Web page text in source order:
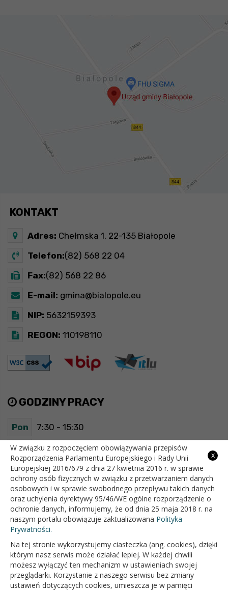
KONTAKT
Adres: Chełmska 1, 22-135 Białopole
Telefon:(82) 568 22 04
Fax:(82) 568 22 86
E-mail: gmina@bialopole.eu
NIP: 5632159393
REGON: 110198110
GODZINY PRACY
Pon 7:30 - 15:30
Wt 7:30 - 15:30
Śr 7:30 - 15:30
Czw 7:30 - 15:30
Pt 7:30 - 15:30
OFICJALNY SERWIS INTERNETOWY GMINY BIAŁOPOLE
x
W związku z rozpoczęciem obowiązywania przepisów
Rozporządzenia Parlamentu Europejskiego i Rady Unii
Europejskiej 2016/679 z dnia 27 kwietnia 2016 r. w sprawie
ochrony osób fizycznych w związku z przetwarzaniem danych
osobowych i w sprawie swobodnego przepływu takich danych
oraz uchylenia dyrektywy 95/46/WE ogólne rozporządzenie o
ochronie danych, informujemy, że od dnia 25 maja 2018 r. na
naszym portalu obowiązuje zaktualizowana Polityka
Prywatności.
Na tej stronie wykorzystujemy ciasteczka (ang. cookies), dzięki
którym nasz serwis może działać lepiej. W każdej chwili
możesz wyłączyć ten mechanizm w ustawieniach swojej
przeglądarki. Korzystanie z naszego serwisu bez zmiany
ustawień dotyczących cookies, umieszcza je w pamięci